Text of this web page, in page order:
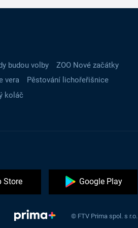
budou volby
ZOO Nové začátky
vera
Pěstování lichořeřišnice
koláč
Store Google Play
© FTV Prima spol. s r.o.